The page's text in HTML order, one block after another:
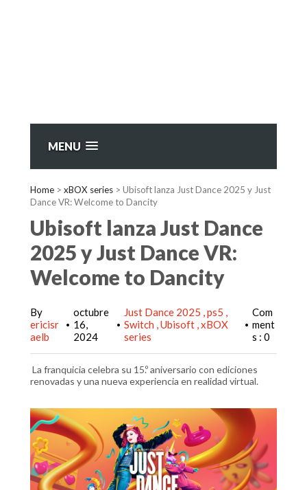
MENU
Home > xBOX series > Ubisoft lanza Just Dance 2025 y Just
Dance VR: Welcome to Dancity
Ubisoft lanza Just Dance
2025 y Just Dance VR:
Welcome to Dancity
By
ericisr
aelb
•
octubre
16,
2024
•
Just Dance 2025 ps5
Switch Ubisoft xBOX
series
•
Com
ment
s : 0
La franquicia celebra su 15.º aniversario con ediciones
renovadas y una nueva experiencia en realidad virtual.